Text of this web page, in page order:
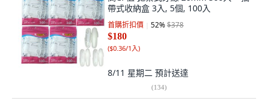
帶式收納盒 3入, 5個, 100入
首購折扣價 52%$378
$180
($0.36/1入)
8/11 星期二 預計送達
(134)